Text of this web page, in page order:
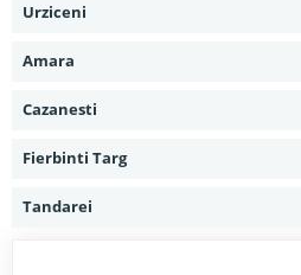
Urziceni
Amara
Cazanesti
Fierbinti Targ
Tandarei